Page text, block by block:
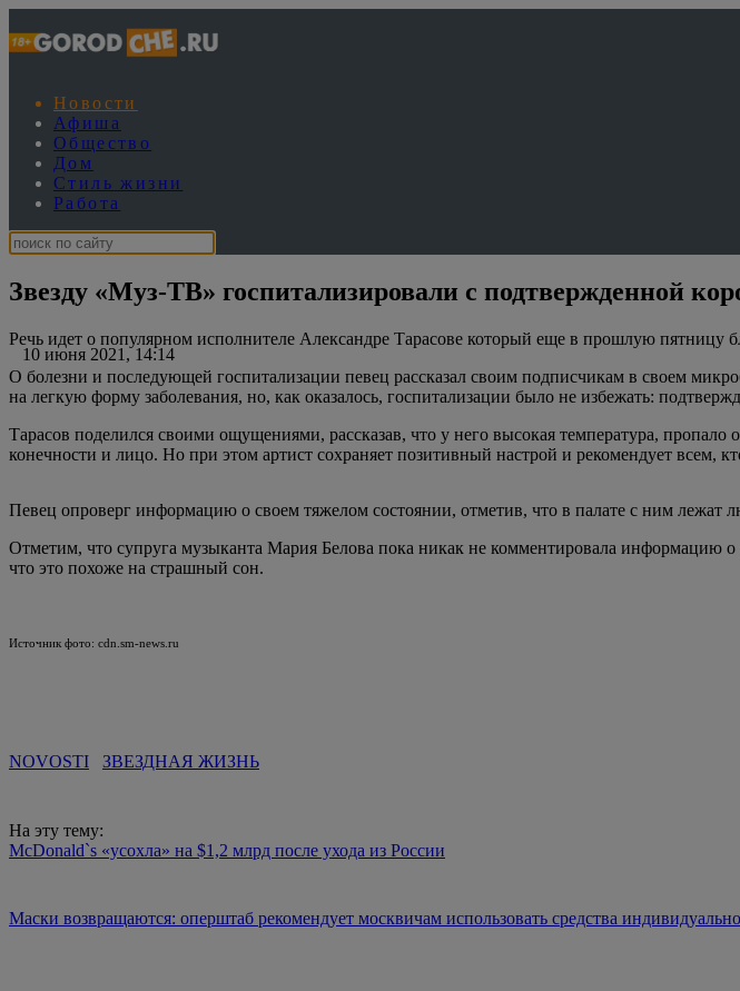
Новости
Афиша
Общество
Дом
Стиль жизни
Работа
Звезду «Муз-ТВ» госпитализировали с подтвержденной
10 июня 2021, 14:14
Речь идет о популярном исполнителе Александре Тарасове который еще в прошлую
О болезни и последующей госпитализации певец рассказал своим подписчикам в своем
на легкую форму заболевания, но, как оказалось, госпитализации было не избежать:
Тарасов поделился своими ощущениями, рассказав, что у него высокая температура, пропало
конечности и лицо. Но при этом артист сохраняет позитивный настрой и рекомендует всем,
Певец опроверг информацию о своем тяжелом состоянии, отметив, что в палате с ним лежат
Отметим, что супруга музыканта Мария Белова пока никак не комментировала информацию
что это похоже на страшный сон.
Источник фото: cdn.sm-news.ru
NOVOSTI ЗВЕЗДНАЯ ЖИЗНЬ
На эту тему:
McDonald`s «усохла» на $1,2 млрд после ухода из России
Маски возвращаются: оперштаб рекомендует москвичам использовать средства